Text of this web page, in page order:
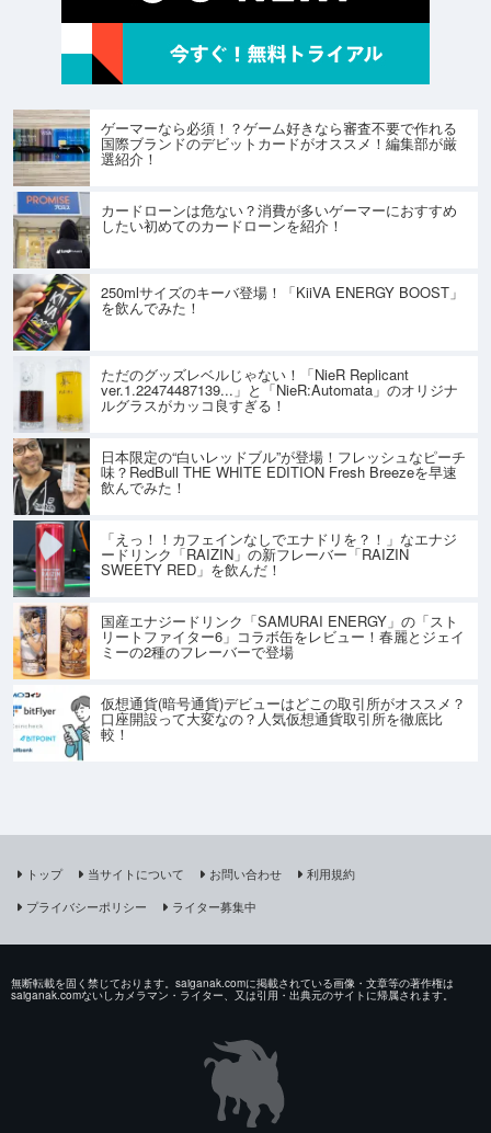
ゲーマーなら必須！？ゲーム好きなら審査不要で作れる
国際ブランドのデビットカードがオススメ！編集部が厳
選紹介！
カードローンは危ない？消費が多いゲーマーにおすすめ
したい初めてのカードローンを紹介！
250mlサイズのキーバ登場！「KiiVA ENERGY BOOST」
を飲んでみた！
ただのグッズレベルじゃない！「NieR Replicant
ver.1.22474487139...」と「NieR:Automata」のオリジナ
ルグラスがカッコ良すぎる！
日本限定の“白いレッドブル”が登場！フレッシュなピーチ
味？RedBull THE WHITE EDITION Fresh Breezeを早速
飲んでみた！
「えっ！！カフェインなしでエナドリを？！」なエナジ
ードリンク「RAIZIN」の新フレーバー「RAIZIN
SWEETY RED」を飲んだ！
国産エナジードリンク「SAMURAI ENERGY」の「スト
リートファイター6」コラボ缶をレビュー！春麗とジェイ
ミーの2種のフレーバーで登場
仮想通貨(暗号通貨)デビューはどこの取引所がオススメ？
口座開設って大変なの？人気仮想通貨取引所を徹底比
較！
トップ 当サイトについて お問い合わせ
利用規約
プライバシーポリシー
ライター募集中
無断転載を固く禁じております。saiganak.comに掲載されている画像・文章等の著作権は
saiganak.comないしカメラマン・ライター、又は引用・出典元のサイトに帰属されます。